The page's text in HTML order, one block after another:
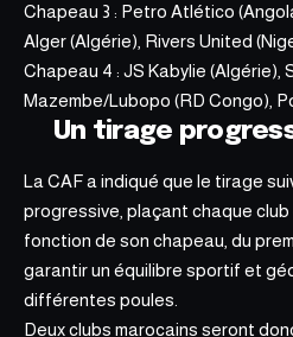
Chapeau 3 : Petro Atlético
Alger (Algérie), Rivers United
Chapeau 4 : JS Kabylie (Algérie),
Mazembe/Lubopo (RD Congo),
Un tirage
La CAF a indiqué que le tirage
progressive, plaçant chaque
fonction de son chapeau, du
garantir un équilibre sportif et
différentes poules.
Deux clubs marocains seront